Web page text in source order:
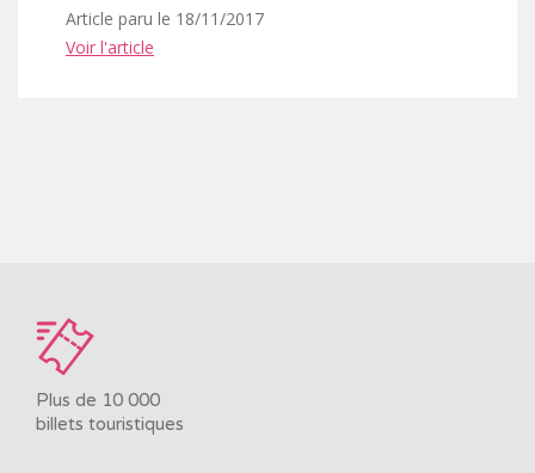
Article paru le 18/11/2017
Voir l'article
Plus de 10 000
billets touristiques